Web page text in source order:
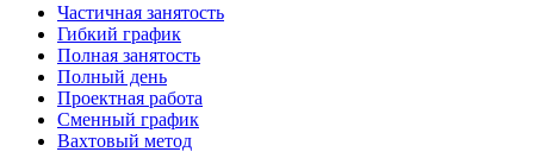
Частичная занятость
Гибкий график
Полная занятость
Полный день
Проектная работа
Сменный график
Вахтовый метод